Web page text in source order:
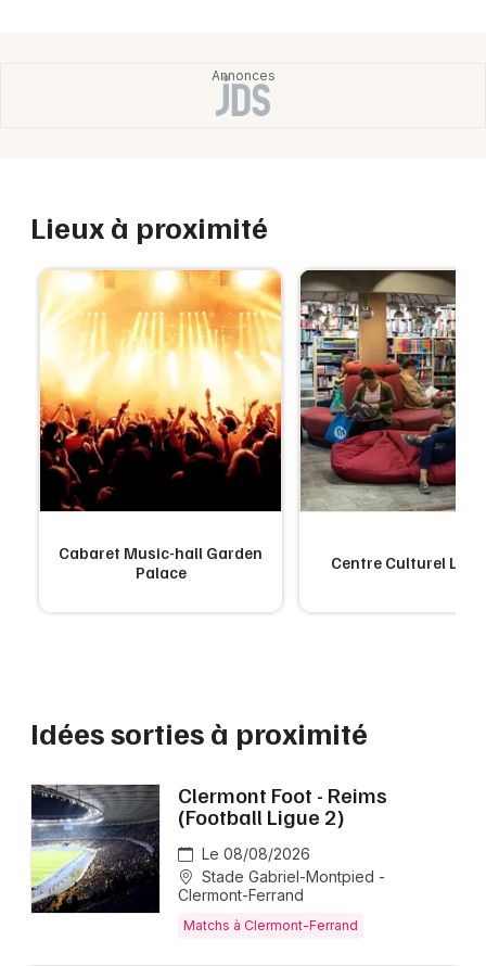
Lieux à proximité
Cabaret Music-hall Garden
Palace
Centre Culturel
Idées sorties à proximité
Clermont Foot - Reims
(Football Ligue 2)
Le 08/08/2026
Stade Gabriel-Montpied -
Clermont-Ferrand
Matchs à Clermont-Ferrand